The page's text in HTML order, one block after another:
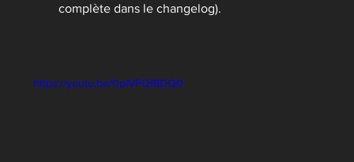
complète dans le changelog).
https://youtu.be/0pIVFQf8DQ0